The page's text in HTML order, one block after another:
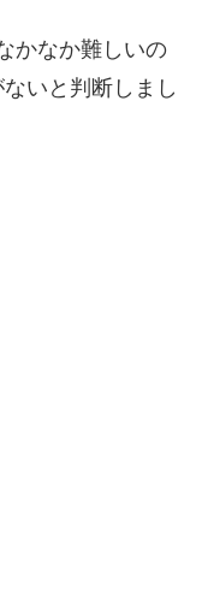
かなか難しいの
いと判断しまし